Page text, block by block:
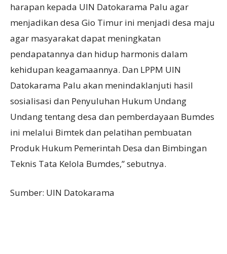
harapan kepada UIN Datokarama Palu agar
menjadikan desa Gio Timur ini menjadi desa maju
agar masyarakat dapat meningkatan
pendapatannya dan hidup harmonis dalam
kehidupan keagamaannya. Dan LPPM UIN
Datokarama Palu akan menindaklanjuti hasil
sosialisasi dan Penyuluhan Hukum Undang
Undang tentang desa dan pemberdayaan Bumdes
ini melalui Bimtek dan pelatihan pembuatan
Produk Hukum Pemerintah Desa dan Bimbingan
Teknis Tata Kelola Bumdes,” sebutnya.
Sumber: UIN Datokarama